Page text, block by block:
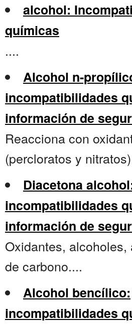
alcohol:
químicas
....
Alcohol n-
incompatibilidades
información de
Reacciona con
(percloratos y
Diacetona
incompatibilidades
información de
Oxidantes,
de carbono....
Alcohol bencílico:
incompatibilidades